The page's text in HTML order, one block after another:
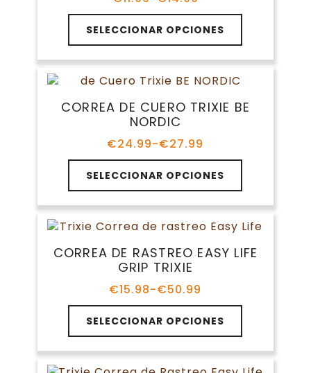
Rango
de
precios:
desde
€11.99
hasta
€14.99
SELECCIONAR OPCIONES
Este
producto
tiene
múltiples
variantes.
opciones
pueden
elegir
la
página
de
producto
CORREA DE CUERO TRIXIE BE
NORDIC
€24.99-€27.99
Rango
de
precios:
desde
€24.99
hasta
€27.99
SELECCIONAR OPCIONES
Este
producto
tiene
múltiples
variantes.
opciones
pueden
elegir
la
página
de
CORREA DE RASTREO EASY LIFE
GRIP TRIXIE
€15.98-€50.99
Rango
de
precios:
desde
€15.98
hasta
SELECCIONAR OPCIONES
Este
producto
tiene
múltiples